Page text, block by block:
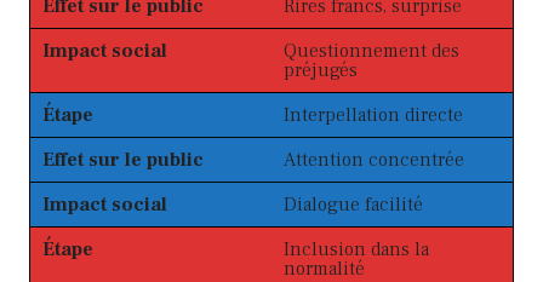
Effet sur le public
Rires francs, surprise
Impact social
Questionnement des
préjugés
Étape
Interpellation directe
Effet sur le public
Attention concentrée
Impact social
Dialogue facilité
Étape
Inclusion dans la
normalité